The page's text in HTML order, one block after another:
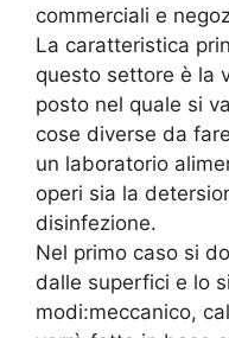
commerciali e
La caratteristica
questo settore è la
posto nel quale si
cose diverse da
un laboratorio
operi sia la
disinfezione.
Nel primo caso si
dalle superfici e lo
modi:meccanico,